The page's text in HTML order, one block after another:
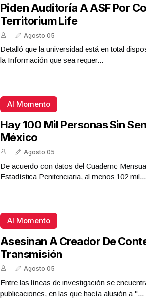
Piden Auditoría A ASF Por
Territorium Life
Agosto 05
Detalló que la universidad está en total
la Información que sea requer...
Al Momento
Hay 100 Mil Personas Sin
México
Agosto 05
De acuerdo con datos del Cuaderno
Estadística Penitenciaria, al menos 102 mil...
Al Momento
Asesinan A Creador De
Transmisión
Agosto 05
Entre las líneas de investigación se
publicaciones, en las que hacía alusión a "...